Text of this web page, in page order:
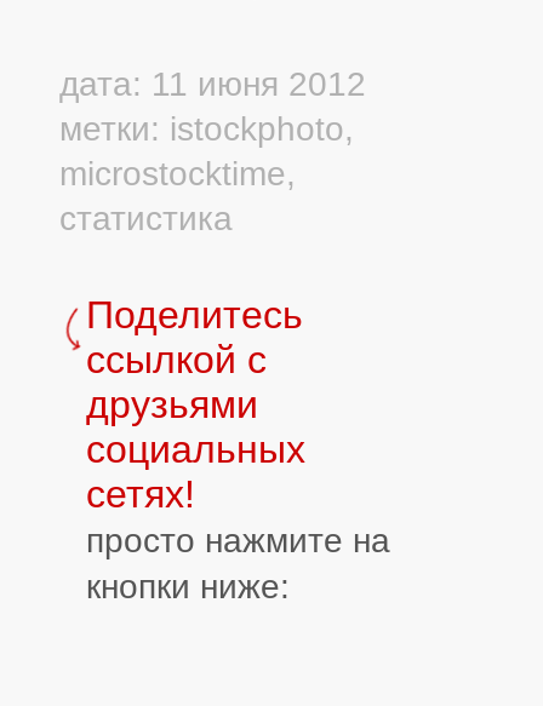
дата: 11 июня 2012
метки: istockphoto,
microstocktime,
статистика
Поделитесь
ссылкой с
друзьями
социальных
сетях!
просто нажмите на
кнопки ниже: